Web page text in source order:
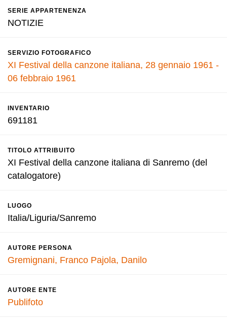
SERIE APPARTENENZA
NOTIZIE
SERVIZIO FOTOGRAFICO
XI Festival della canzone italiana, 28 gennaio 1961 -
06 febbraio 1961
INVENTARIO
691181
TITOLO ATTRIBUITO
XI Festival della canzone italiana di Sanremo (del
catalogatore)
LUOGO
Italia/Liguria/Sanremo
AUTORE PERSONA
Gremignani, Franco Pajola, Danilo
AUTORE ENTE
Publifoto